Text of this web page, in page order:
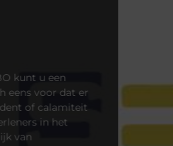
kunt u een
eens voor dat er
of calamiteit
in het
van